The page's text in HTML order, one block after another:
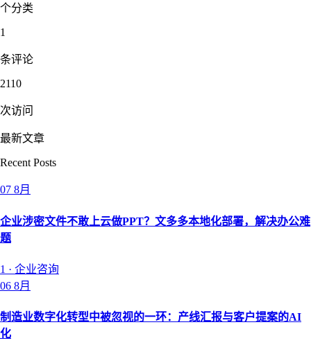
个分类
1
条评论
2110
次访问
最新文章
Recent Posts
07 8月
企业涉密文件不敢上云做PPT？文多多本地化部署，解决办公难
题
1 · 企业咨询
06 8月
制造业数字化转型中被忽视的一环：产线汇报与客户提案的AI
化